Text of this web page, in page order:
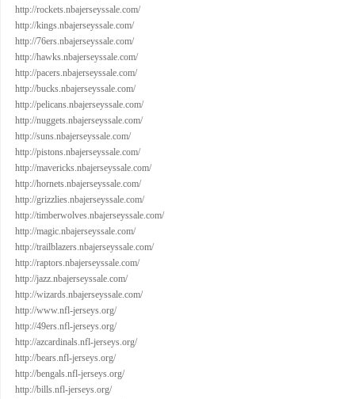
http://rockets.nbajerseyssale.com/
http://kings.nbajerseyssale.com/
http://76ers.nbajerseyssale.com/
http://hawks.nbajerseyssale.com/
http://pacers.nbajerseyssale.com/
http://bucks.nbajerseyssale.com/
http://pelicans.nbajerseyssale.com/
http://nuggets.nbajerseyssale.com/
http://suns.nbajerseyssale.com/
http://pistons.nbajerseyssale.com/
http://mavericks.nbajerseyssale.com/
http://hornets.nbajerseyssale.com/
http://grizzlies.nbajerseyssale.com/
http://timberwolves.nbajerseyssale.com/
http://magic.nbajerseyssale.com/
http://trailblazers.nbajerseyssale.com/
http://raptors.nbajerseyssale.com/
http://jazz.nbajerseyssale.com/
http://wizards.nbajerseyssale.com/
http://www.nfl-jerseys.org/
http://49ers.nfl-jerseys.org/
http://azcardinals.nfl-jerseys.org/
http://bears.nfl-jerseys.org/
http://bengals.nfl-jerseys.org/
http://bills.nfl-jerseys.org/